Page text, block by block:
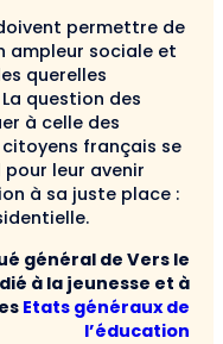
permettre de
ampleur sociale et
querelles
question des
à celle des
français se
leur avenir
à sa juste place :
général de Vers le
à la jeunesse et à
Etats généraux de
l’éducation